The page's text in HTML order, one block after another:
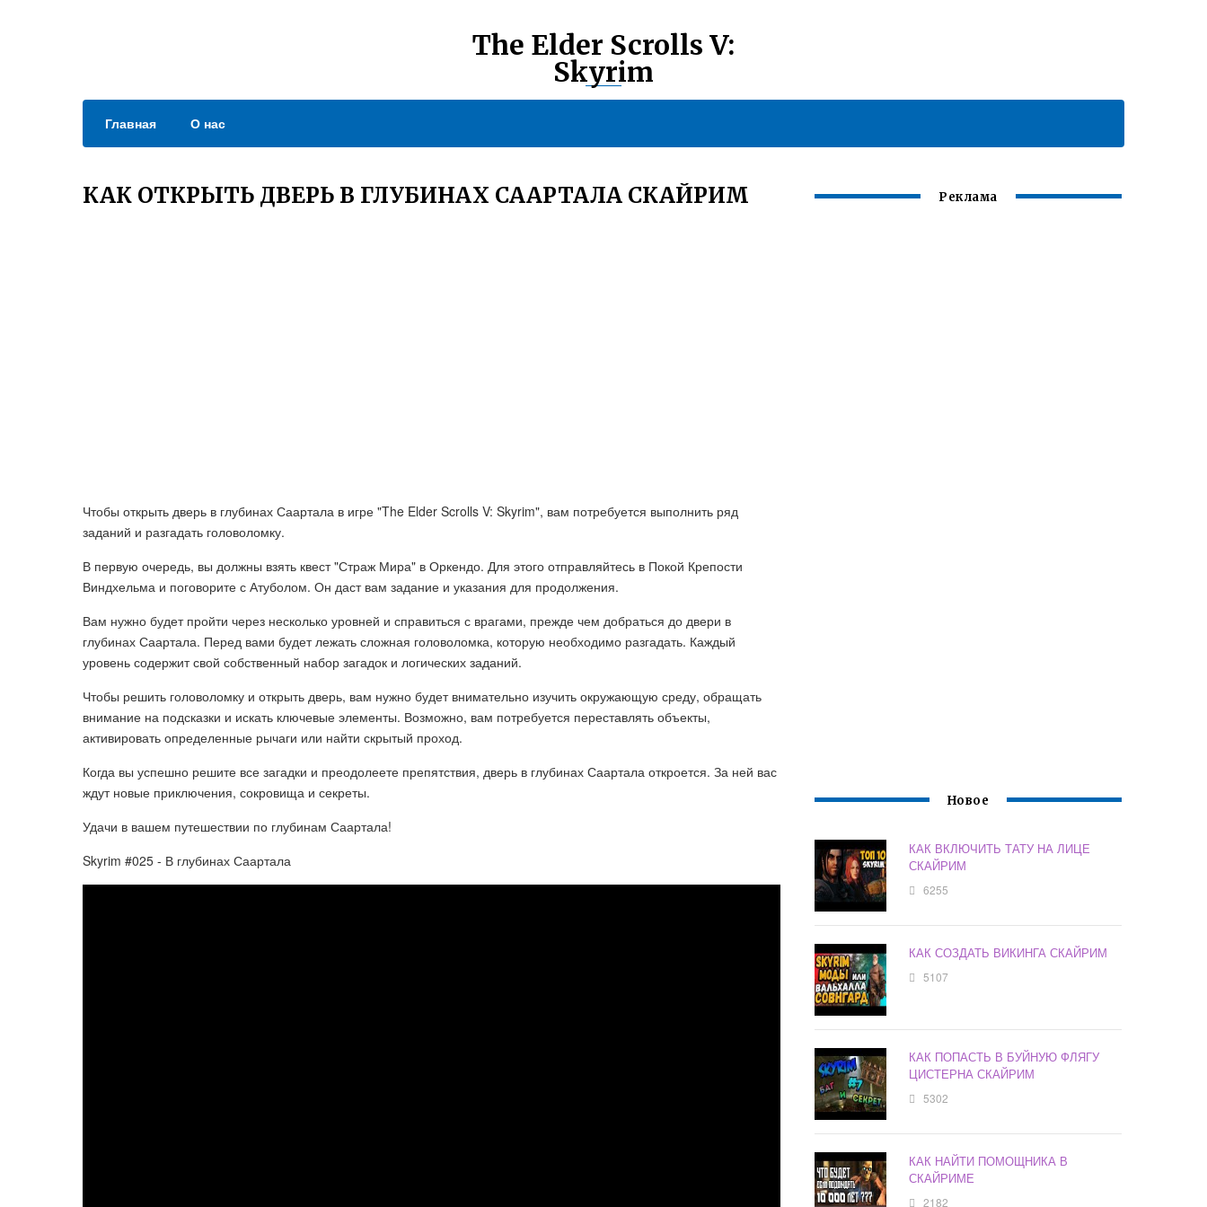
The Elder Scrolls V:
Skyrim
Главная О нас
КАК ОТКРЫТЬ ДВЕРЬ В ГЛУБИНАХ СААРТАЛА СКАЙРИМ
Чтобы открыть дверь в глубинах Саартала в игре "The Elder Scrolls V: Skyrim", вам потребуется выполнить ряд
заданий и разгадать головоломку.
В первую очередь, вы должны взять квест "Страж Мира" в Оркендо. Для этого отправляйтесь в Покой Крепости
Виндхельма и поговорите с Атуболом. Он даст вам задание и указания для продолжения.
Вам нужно будет пройти через несколько уровней и справиться с врагами, прежде чем добраться до двери в
глубинах Саартала. Перед вами будет лежать сложная головоломка, которую необходимо разгадать. Каждый
уровень содержит свой собственный набор загадок и логических заданий.
Чтобы решить головоломку и открыть дверь, вам нужно будет внимательно изучить окружающую среду, обращать
внимание на подсказки и искать ключевые элементы. Возможно, вам потребуется переставлять объекты,
активировать определенные рычаги или найти скрытый проход.
Когда вы успешно решите все загадки и преодолеете препятствия, дверь в глубинах Саартала откроется. За ней вас
ждут новые приключения, сокровища и секреты.
Удачи в вашем путешествии по глубинам Саартала!
Skyrim #025 - В глубинах Саартала
Реклама
Новое
КАК ВКЛЮЧИТЬ ТАТУ НА ЛИЦЕ
СКАЙРИМ
6255
КАК СОЗДАТЬ ВИКИНГА СКАЙРИМ
5107
КАК ПОПАСТЬ В БУЙНУЮ ФЛЯГУ
ЦИСТЕРНА СКАЙРИМ
5302
КАК НАЙТИ ПОМОЩНИКА В
СКАЙРИМЕ
2182